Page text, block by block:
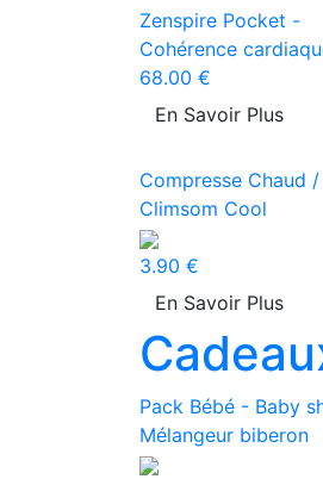
Zenspire Pocket -
Cohérence
68.00 €
En Savoir Plus
Compresse Chaud
Climsom Cool
3.90 €
En Savoir Plus
Pack Bébé - Baby
Mélangeur biberon